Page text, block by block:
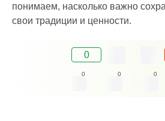
понимаем, насколько важно
свои традиции и ценности.
0
0 0 0